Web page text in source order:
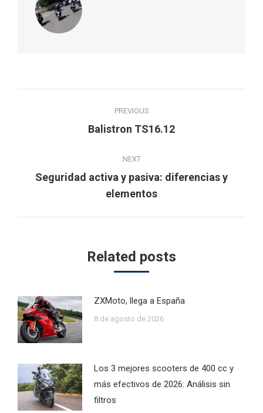
navigation
PREVIOUS
Previous
Balistron TS16.12
NEXT
Next
post:
Seguridad activa y pasiva: diferencias y
elementos
Related posts
ZXMoto, llega a España
8 de agosto de 2026
Los 3 mejores scooters de 400 cc y
más efectivos de 2026: Análisis sin
filtros